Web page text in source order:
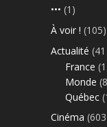
••• (1)
À voir ! (105)
Actualité
France
Monde
Québec
Cinéma